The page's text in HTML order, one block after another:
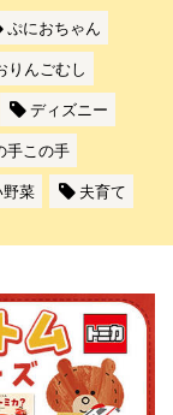
ぷにおちゃん
りんごむし
ディズニー
手この手
菜 夫育て